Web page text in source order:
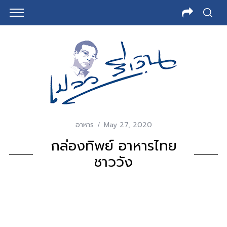
อาหาร May 27, 2020
กล่องทิพย์ อาหารไทย
ชาววัง